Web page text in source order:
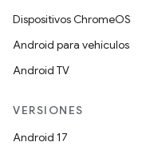
Dispositivos ChromeOS
Android para vehículos
Android TV
VERSIONES
Android 17